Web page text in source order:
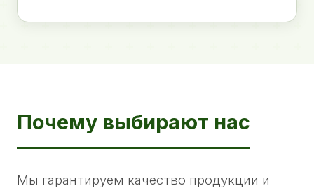
Почему выбирают нас
Мы гарантируем качество продукции и